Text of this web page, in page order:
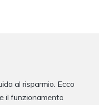
al risparmio. Ecco
il funzionamento